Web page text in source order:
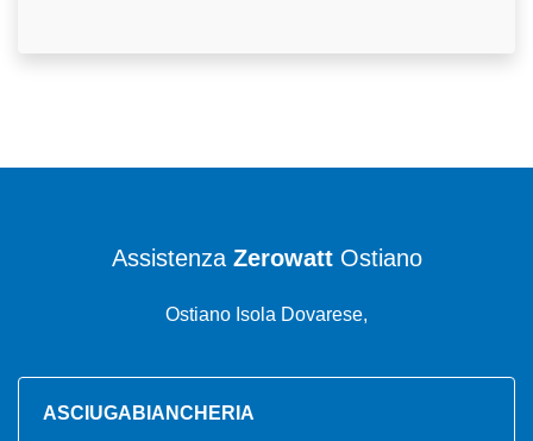
Assistenza ZerowattOstiano
Ostiano Isola Dovarese,
ASCIUGABIANCHERIA